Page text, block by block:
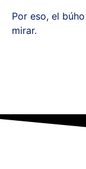
Por eso, el
mirar.